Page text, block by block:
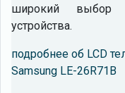
широкий выбор
устройства.
подробнее об LCD
Samsung LE-26R71B